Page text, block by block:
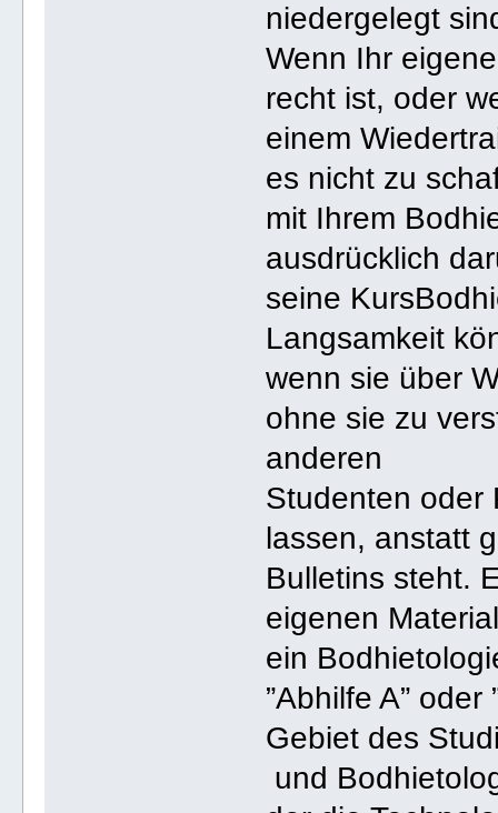
niedergelegt
Wenn Ihr
recht ist, oder
einem
es nicht zu
mit Ihrem
ausdrücklich
seine
Langsamkeit
wenn sie über
ohne sie zu
anderen
Studenten oder
lassen, anstatt
Bulletins steht.
eigenen
ein
”Abhilfe A”
Gebiet des
und